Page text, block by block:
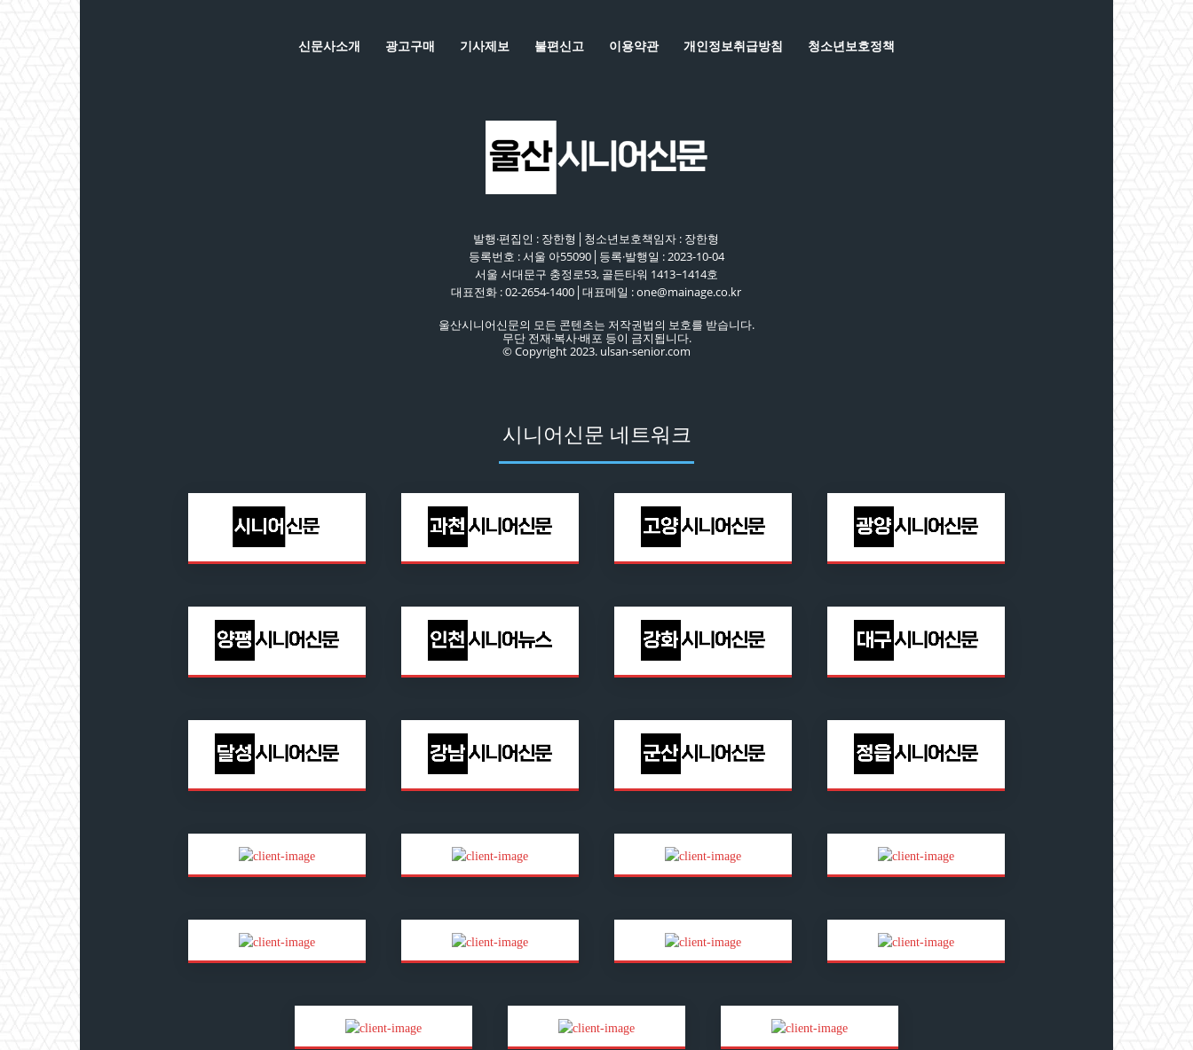
신문사소개 광고구매 기사제보 불편신고 이용약관 개인정보취급방침 청소년보호정책
발행·편집인 : 장한형│청소년보호책임자 : 장한형
등록번호 : 서울 아55090│등록·발행일 : 2023-10-04
서울 서대문구 충정로53, 골든타워 1413~1414호
대표전화 : 02-2654-1400│대표메일 : one@mainage.co.kr
울산시니어신문의 모든 콘텐츠는 저작권법의 보호를 받습니다.
무단 전재·복사·배포 등이 금지됩니다.
© Copyright 2023. ulsan-senior.com
시니어신문 네트워크